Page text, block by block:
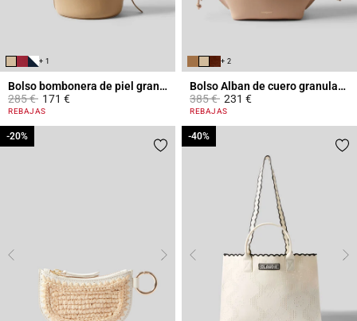
+ 1
Bolso bombonera de piel granulada
Price reduced from
285 €to171 €
4,7 out of 5 Customer Rating
REBAJAS
+ 2
Bolso Alban de cuero granulado
Price reduced from
385 €to231 €
5 out of 5 Customer Rating
REBAJAS
-20%
-20% -40%
-40%